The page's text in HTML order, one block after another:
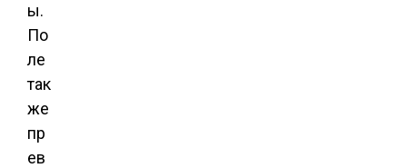
ы.
По
ле
так
же
пр
ев